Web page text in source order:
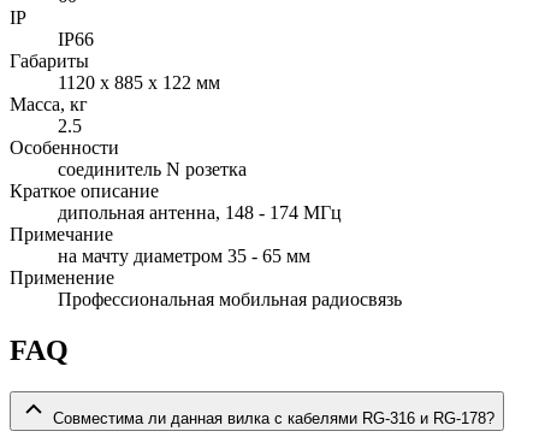
IP
IP66
Габариты
1120 x 885 х 122 мм
Масса, кг
2.5
Особенности
соединитель N розетка
Краткое описание
дипольная антенна, 148 - 174 МГц
Примечание
на мачту диаметром 35 - 65 мм
Применение
Профессиональная мобильная радиосвязь
FAQ
Совместима ли данная вилка с кабелями RG-316 и RG-178?